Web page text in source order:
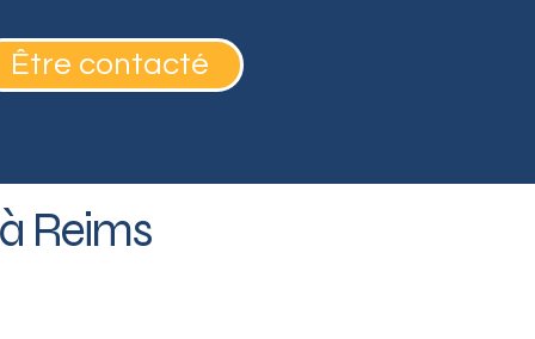
Être contacté
Reims